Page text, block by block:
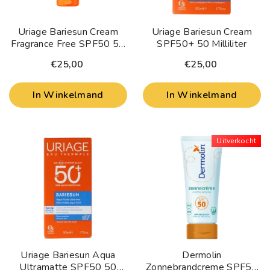
Uriage Bariesun Cream
Fragrance Free SPF50 50
€25,00
In Winkelmand
Uriage Bariesun Cream
SPF50+ 50 Milliliter
€25,00
In Winkelmand
Uriage Bariesun Aqua
Ultramatte SPF50 50
Uitverkocht
Dermolin
Zonnebrandcreme SPF50